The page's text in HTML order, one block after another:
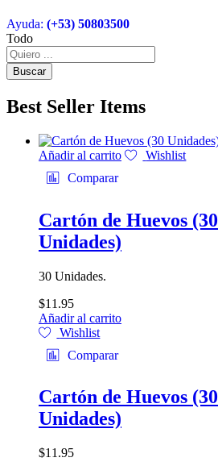
Ayuda: (+53) 50803500
Todo
Buscar
Best Seller Items
Añadir al carrito
Wishlist
Comparar
Cartón de Huevos (30
Unidades)
30 Unidades.
$11.95
Añadir al carrito
Wishlist
Comparar
Cartón de Huevos (30
Unidades)
$11.95